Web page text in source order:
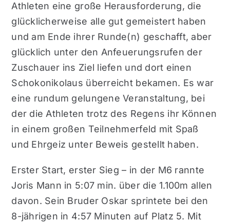
Athleten eine große Herausforderung, die
glücklicherweise alle gut gemeistert haben
und am Ende ihrer Runde(n) geschafft, aber
glücklich unter den Anfeuerungsrufen der
Zuschauer ins Ziel liefen und dort einen
Schokonikolaus überreicht bekamen. Es war
eine rundum gelungene Veranstaltung, bei
der die Athleten trotz des Regens ihr Können
in einem großen Teilnehmerfeld mit Spaß
und Ehrgeiz unter Beweis gestellt haben.
Erster Start, erster Sieg – in der M6 rannte
Joris Mann in 5:07 min. über die 1.100m allen
davon. Sein Bruder Oskar sprintete bei den
8-jährigen in 4:57 Minuten auf Platz 5. Mit